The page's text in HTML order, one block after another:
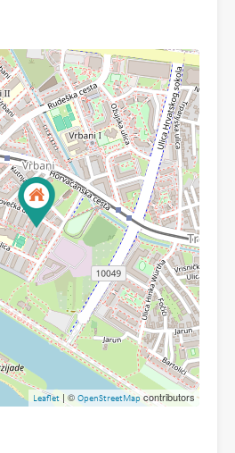
Leaflet | © OpenStreetMapcontributors